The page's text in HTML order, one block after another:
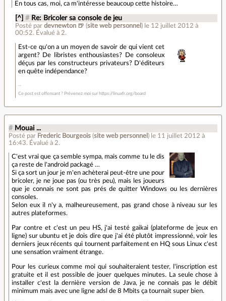
En tous cas, moi, ca m'intéresse beaucoup cette histoire…
[^] # Re: Bricoler sa console de jeu
Posté par devnewton 🍺 (site web personnel ) le 12 juillet 2012 à
00:52. Évalué à 2.
Est-ce qu'on a un moyen de savoir de qui vient cet
argent? De libristes enthousiastes? De consoleux
déçus par les constructeurs privateurs? D'éditeurs
en quête indépendance?
Ce post est offensant ? Prévenez moi sur https://linuxfr.org/board
# Mouai ...
Posté par Frederic Bourgeois (site web personnel ) le 11 juillet 2012 à
16:43. Évalué à 2.
C'est vrai que ça semble sympa, mais comme tu le dis
ça reste de l'android packagé …
Si ça sort un jour je m'en achèterai peut-être une pour
bricoler, je ne joue pas (ou très peu), mais les joueurs
que je connais ne sont pas prés de quitter Windows ou les dernières
consoles.
Selon eux il n'y a, malheureusement, pas grand chose à niveau sur les
autres plateformes.
Par contre et c'est un peu HS, j'ai testé gaikai (plateforme de jeux en
ligne) sur ubuntu et je dois dire que j'ai été plutôt impressionné, voir les
derniers jeux récents qui tournent parfaitement en HQ sous Linux c'est
une sensation vraiment étrange.
Pour les curieux comme moi qui souhaiteraient tester, l'inscription est
gratuite et il est possible de jouer quelques minutes. La seule chose à
installer c'est la dernière version de Java, je ne connais pas le débit
minimum mais avec une ligne adsl de 8 Mbits ça tournait super bien.